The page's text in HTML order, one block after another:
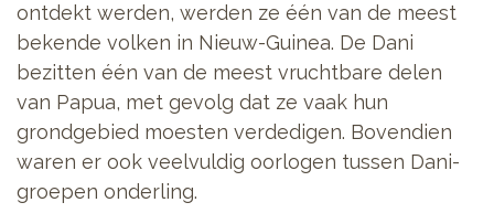
ontdekt werden, werden ze één van de meest
bekende volken in Nieuw-Guinea. De Dani
bezitten één van de meest vruchtbare delen
van Papua, met gevolg dat ze vaak hun
grondgebied moesten verdedigen. Bovendien
waren er ook veelvuldig oorlogen tussen Dani-
groepen onderling.